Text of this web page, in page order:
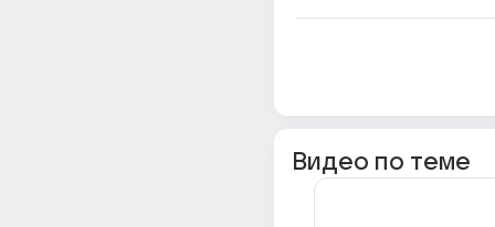
Видео по теме